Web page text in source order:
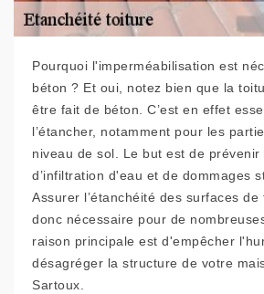
Pourquoi l'imperméabilisation est
béton ? Et oui, notez bien que la
être fait de béton. C’est en effet
l’étancher, notamment pour les
niveau de sol. Le but est de prévenir
d’infiltration d'eau et de dommages
Assurer l’étanchéité des surfaces
donc nécessaire pour de
raison principale est d'empêcher
désagréger la structure de votre
Sartoux.